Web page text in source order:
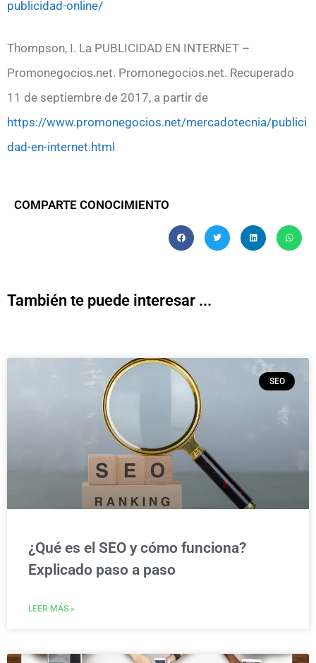
publicidad-online/
Thompson, I. La PUBLICIDAD EN INTERNET –
Promonegocios.net. Promonegocios.net. Recuperado
11 de septiembre de 2017, a partir de
https://www.promonegocios.net/mercadotecnia/publici
dad-en-internet.html
COMPARTE CONOCIMIENTO
También te puede interesar ...
SEO
¿Qué es el SEO y cómo funciona?
Explicado paso a paso
LEER MÁS »